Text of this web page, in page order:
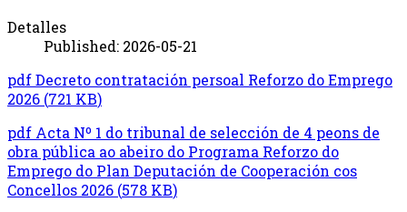
Detalles
Published: 2026-05-21
pdfDecreto contratación persoal Reforzo do Emprego
2026 (721 KB)
pdf Acta Nº 1 do tribunal de selección de 4 peons de
obra pública ao abeiro do Programa Reforzo do
Emprego do Plan Deputación de Cooperación cos
Concellos 2026 (578 KB)